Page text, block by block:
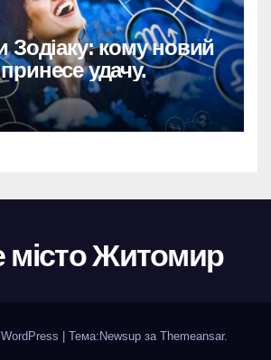
Зодіаку: кому новий
удачу.
місто Житомир
Тема: Newsupза Themeansar.